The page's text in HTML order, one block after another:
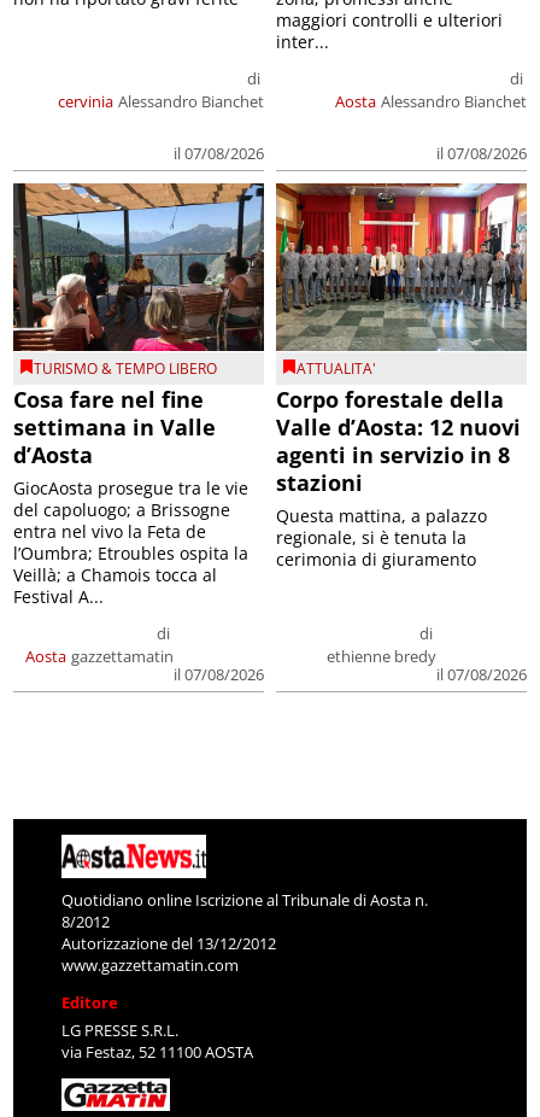
cervinia
di
Alessandro Bianchet
il 07/08/2026
Aosta
di
Alessandro Bianchet
il 07/08/2026
maggiori controlli e ulteriori
inter...
TURISMO & TEMPO LIBERO
Cosa fare nel fine
settimana in Valle
d’Aosta
Aosta
di
gazzettamatin
il 07/08/2026
GiocAosta prosegue tra le vie
del capoluogo; a Brissogne
entra nel vivo la Feta de
l’Oumbra; Etroubles ospita la
Veillà; a Chamois tocca al
Festival A...
ATTUALITA'
Corpo forestale della
Valle d’Aosta: 12 nuovi
agenti in servizio in 8
stazioni
di
ethienne bredy
il 07/08/2026
Questa mattina, a palazzo
regionale, si è tenuta la
cerimonia di giuramento
Quotidiano online Iscrizione al Tribunale di Aosta n.
8/2012
Autorizzazione del 13/12/2012
www.gazzettamatin.com
Editore
LG PRESSE S.R.L.
via Festaz, 52 11100 AOSTA